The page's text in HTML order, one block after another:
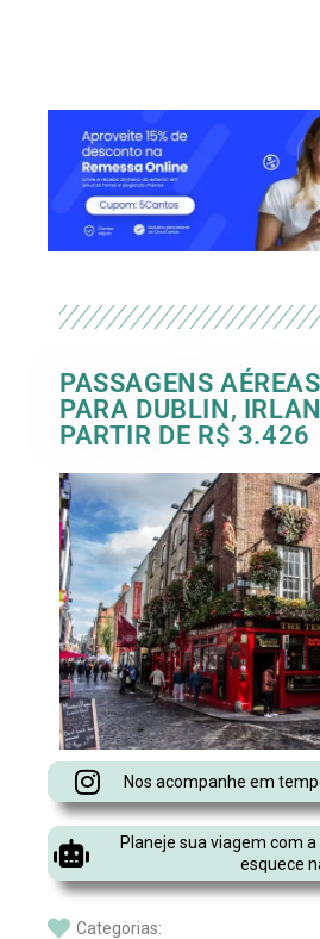
PASSAGENS
PARA DUBLIN,
PARTIR DE R$ 3.426
Nos acompanhe em
Planeje sua viagem com
esquece
Categorias: